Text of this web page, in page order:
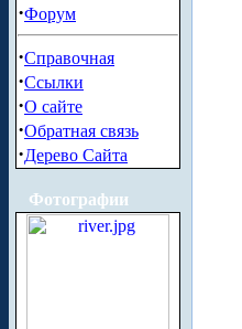
·Форум
·Справочная
·Ссылки
·О сайте
·Обратная связь
·Дерево Сайта
Фотографии